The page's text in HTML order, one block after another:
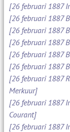
[26 februari 1887
[26 februari 1887
[26 februari 1887
[26 februari 1887
[26 februari 1887
[26 februari 1887
[26 februari 1887
Merkuur]
[26 februari 1887
Courant]
[26 februari 1887